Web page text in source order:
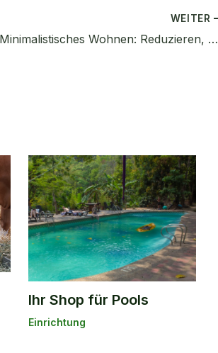
WEITER
Minimalistisches Wohnen: Reduzieren, aber mit Stil
Ihr Shop für Pools
Einrichtung